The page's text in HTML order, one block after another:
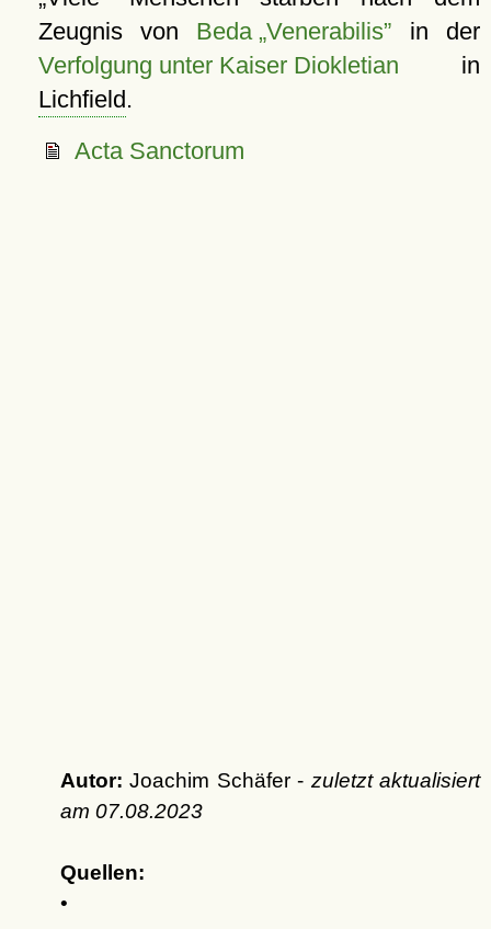
Zeugnis von Beda „Venerabilis” in der
Verfolgung unter Kaiser Diokletian in
Lichfield.
Acta Sanctorum
Autor: Joachim Schäfer - zuletzt aktualisiert
am 07.08.2023
Quellen:
•